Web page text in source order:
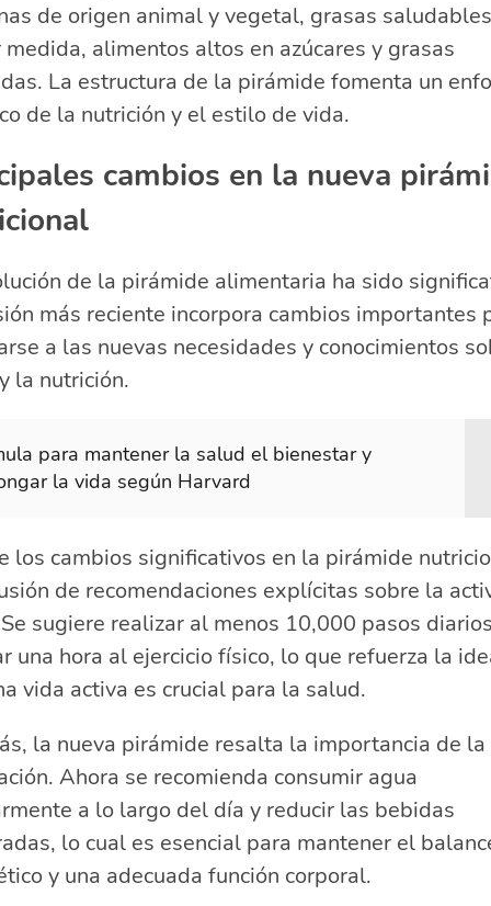
de origen animal y vegetal, grasas
medida, alimentos altos en azúcares y grasas
La estructura de la pirámide fomenta un
de la nutrición y el estilo de vida.
cambios en la nueva
de la pirámide alimentaria ha sido
más reciente incorpora cambios importantes
a las nuevas necesidades y conocimientos
la nutrición.
para mantener la salud el bienestar y
la vida según Harvard
los cambios significativos en la pirámide
de recomendaciones explícitas sobre la
sugiere realizar al menos 10,000 pasos
una hora al ejercicio físico, lo que refuerza la
vida activa es crucial para la salud.
la nueva pirámide resalta la importancia de la
Ahora se recomienda consumir agua
a lo largo del día y reducir las bebidas
lo cual es esencial para mantener el
y una adecuada función corporal.